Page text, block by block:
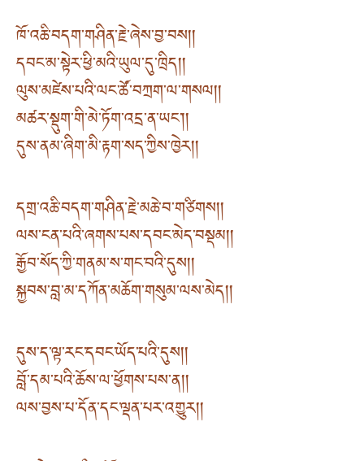
ཁོ་འཆི་བདག་གཤིན་རྗེ་ཞེས་བྱ་བས། །
དབང་མ་སྟེར་ཕྱི་མའི་ཡུལ་དུ་ཁྲིད། །
ལུས་མཛེས་པའི་ལང་ཚོ་བཀྲག་ལ་གསལ། །
མཚར་སྡུག་གི་མེ་ཏོག་འདྲ་ན་ཡང་། །
དུས་ནམ་ཞིག་མི་རྟག་སད་ཀྱིས་ཁྱེར། །
དགྲ་འཆི་བདག་གཤིན་རྗེ་མཆེ་བ་གཙིགས། །
ལས་ངན་པའི་ཞགས་པས་དབང་མེད་བསྡམ། །
རྒྱོབ་སོད་ཀྱི་གནམ་ས་གང་བའི་དུས། །
སྐྱབས་བླ་མ་དཀོན་མཆོག་གསུམ་ལས་མེད། །
དུས་ད་ལྟ་རང་དབང་ཡོད་པའི་དུས། །
བློ་དམ་པའི་ཆོས་ལ་ཕྱོགས་པས་ན། །
ལས་བྱས་པ་དོན་དང་ལྡན་པར་འགྱུར། །